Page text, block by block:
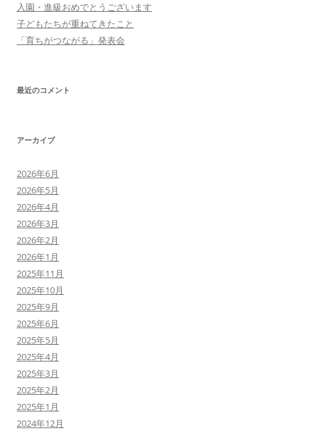
入園・進級おめでとうございます
子どもたちが重ねてきたこと
「育ちがつながる」発表会
最近のコメント
アーカイブ
2026年6月
2026年5月
2026年4月
2026年3月
2026年2月
2026年1月
2025年11月
2025年10月
2025年9月
2025年6月
2025年5月
2025年4月
2025年3月
2025年2月
2025年1月
2024年12月